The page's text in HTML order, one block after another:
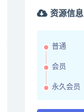
资源信息
普通
会员
永久会员